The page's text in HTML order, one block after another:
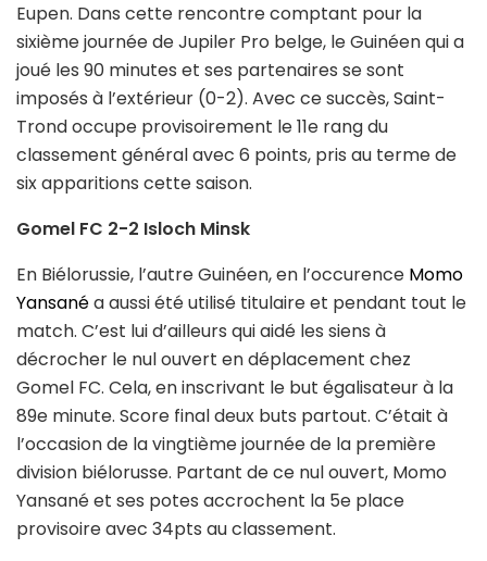
Eupen. Dans cette rencontre comptant pour la
sixième journée de Jupiler Pro belge, le Guinéen qui a
joué les 90 minutes et ses partenaires se sont
imposés à l’extérieur (0-2). Avec ce succès, Saint-
Trond occupe provisoirement le 11e rang du
classement général avec 6 points, pris au terme de
six apparitions cette saison.
Gomel FC 2-2 Isloch Minsk
En Biélorussie, l’autre Guinéen, en l’occurence Momo
Yansanéa aussi été utilisé titulaire et pendant tout le
match. C’est lui d’ailleurs qui aidé les siens à
décrocher le nul ouvert en déplacement chez
Gomel FC. Cela, en inscrivant le but égalisateur à la
89e minute. Score final deux buts partout. C’était à
l’occasion de la vingtième journée de la première
division biélorusse. Partant de ce nul ouvert, Momo
Yansané et ses potes accrochent la 5e place
provisoire avec 34pts au classement.